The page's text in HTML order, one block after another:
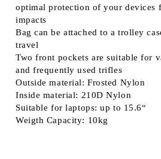
optimal protection of your devices
impacts
Bag can be attached to a trolley
travel
Two front pockets are suitable for
and frequently used trifles
Outside material: Frosted Nylon
Inside material: 210D Nylon
Suitable for laptops: up to 15.6“
Weigth Capacity: 10kg